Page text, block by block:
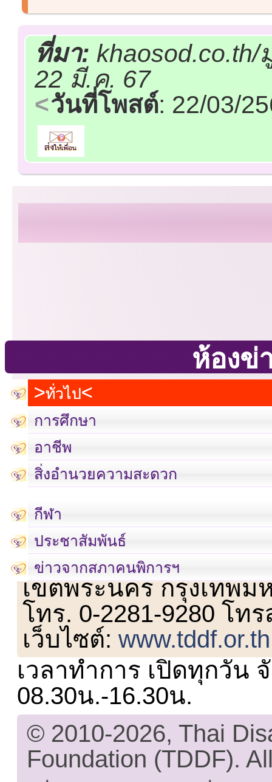
ที่มา:
22 มี.ค. 67
วันที่โพสต์: 22/03/
ห้องข่
ทั่วไป
การศึกษา
อาชีพ
สิ่งอำนวยความสะดวก
กีฬา
ประชาสัมพันธ์
ข่าวจากสภาคนพิการฯ
เลขที่ 23 ชั้น 2 ถนนวิ
เขตพระนคร กรุงเทพม
โทร. 0-2281-9280 โท
เว็บไซต์:www.tddf.or.th
เวลาทำการ เปิดทุกวัน
08.30น.-16.30น.
© 2010-2026, Thai
Foundation (TDDF).